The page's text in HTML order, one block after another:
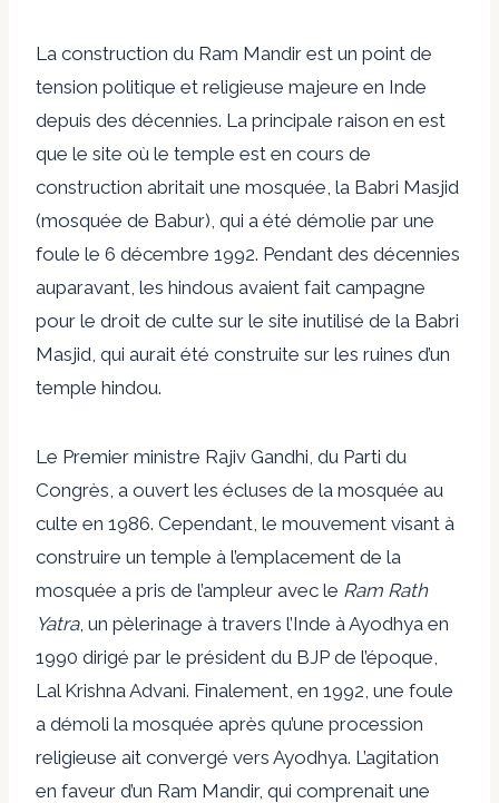
La construction du Ram Mandir est un point de
tension politique et religieuse majeure en Inde
depuis des décennies. La principale raison en est
que le site où le temple est en cours de
construction abritait une mosquée, la Babri Masjid
(mosquée de Babur), qui a été démolie par une
foule le 6 décembre 1992. Pendant des décennies
auparavant, les hindous avaient fait campagne
pour le droit de culte sur le site inutilisé de la Babri
Masjid, qui aurait été construite sur les ruines d’un
temple hindou.
Le Premier ministre Rajiv Gandhi, du Parti du
Congrès, a ouvert les écluses de la mosquée au
culte en 1986. Cependant, le mouvement visant à
construire un temple à l’emplacement de la
mosquée a pris de l’ampleur avec le Ram Rath
Yatra, un pèlerinage à travers l’Inde à Ayodhya en
1990 dirigé par le président du BJP de l’époque,
Lal Krishna Advani. Finalement, en 1992, une foule
a démoli la mosquée après qu’une procession
religieuse ait convergé vers Ayodhya. L’agitation
en faveur d’un Ram Mandir, qui comprenait une